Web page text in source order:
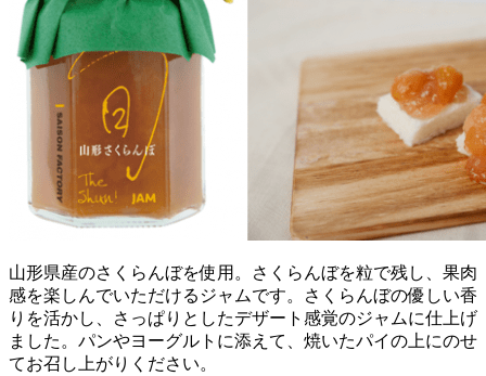
山形県産のさくらんぼを使用。さくらんぼを粒で残し、果肉
感を楽しんでいただけるジャムです。さくらんぼの優しい香
りを活かし、さっぱりとしたデザート感覚のジャムに仕上げ
ました。パンやヨーグルトに添えて、焼いたパイの上にのせ
てお召し上がりください。